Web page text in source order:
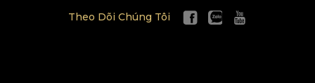
Theo Dõi Chúng Tôi